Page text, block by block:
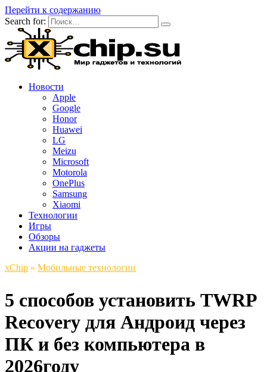
Перейти к содержанию
Search for:
Новости
Apple
Google
Honor
Huawei
LG
Meizu
Microsoft
Motorola
OnePlus
Samsung
Xiaomi
Технологии
Игры
Обзоры
Акции на гаджеты
xСhip » Мобильные технологии
5 способов установить TWRP
Recovery для Андроид через
ПК и без компьютера в
2026году